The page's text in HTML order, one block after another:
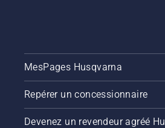
MesPages Husqvarna
Repérer un concessionnaire
Devenez un revendeur agréé